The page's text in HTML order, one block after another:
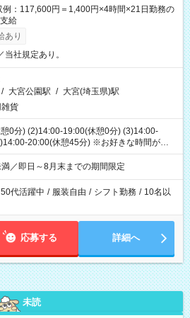
例：117,600円＝1,400円×4時間×21日勤務の
給
あり
当社規定あり。
/ 大宮公園駅 / 大宮(埼玉県)駅
貨
0分) (2)14:00-19:00(休憩0分) (3)14:00-
20:00(休憩45分) ※お好きな時間が選べ
／即日～8月末までの期間限定
代活躍中 / 服装自由 / シフト勤務 / 10名以
応募する 詳細へ
未読